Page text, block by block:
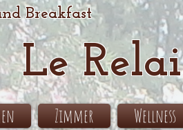
Breakfast
Le
Zimmer Wellness